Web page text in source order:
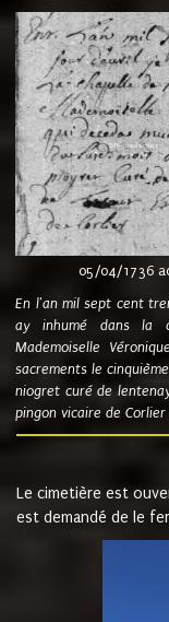
05/04/1736
En l'an mil sept cent
ay inhumé dans la
Mademoiselle
sacrements le
niogret curé de
pingon vicaire de Corlier
Le cimetière est
est demandé de le